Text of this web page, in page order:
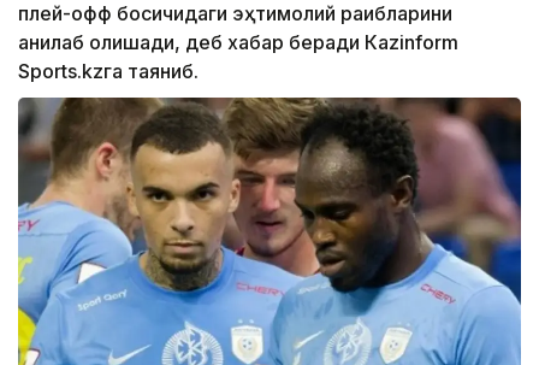
плей-офф босқичидаги эҳтимолий рақибларини
аниқлаб олишади, деб хабар беради Кazinform
Sports.kzга таяниб.